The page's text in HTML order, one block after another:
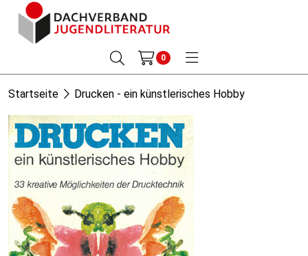
0
Startseite Drucken - ein künstlerisches Hobby